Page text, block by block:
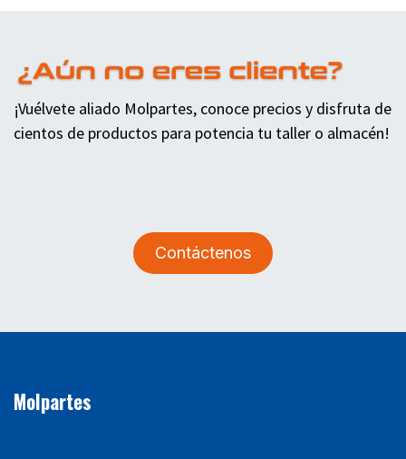
¡Vuélvete aliado Molpartes, conoce precios y disfruta de
cientos de productos para potencia tu taller o almacén!
Contáctenos
Molpartes